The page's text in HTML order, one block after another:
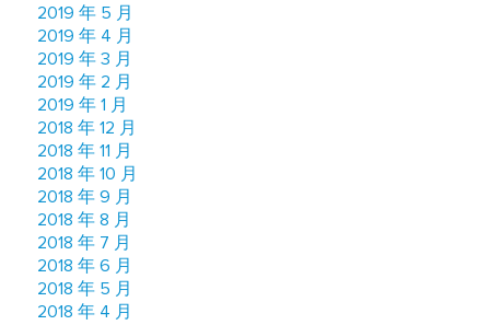
2019 年 5 月
2019 年 4 月
2019 年 3 月
2019 年 2 月
2019 年 1 月
2018 年 12 月
2018 年 11 月
2018 年 10 月
2018 年 9 月
2018 年 8 月
2018 年 7 月
2018 年 6 月
2018 年 5 月
2018 年 4 月